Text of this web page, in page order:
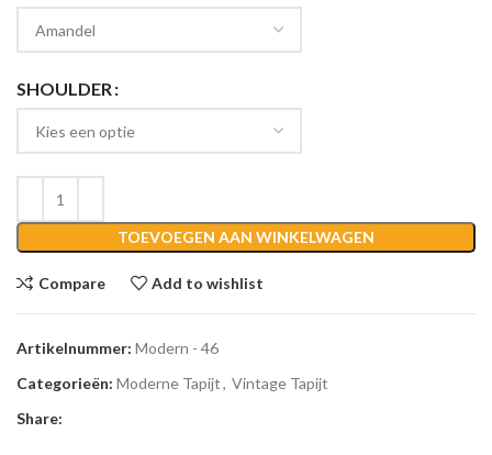
SHOULDER
TOEVOEGEN AAN WINKELWAGEN
Compare Add to wishlist
Artikelnummer: Modern - 46
Categorieën: Moderne Tapijt, Vintage Tapijt
Share: